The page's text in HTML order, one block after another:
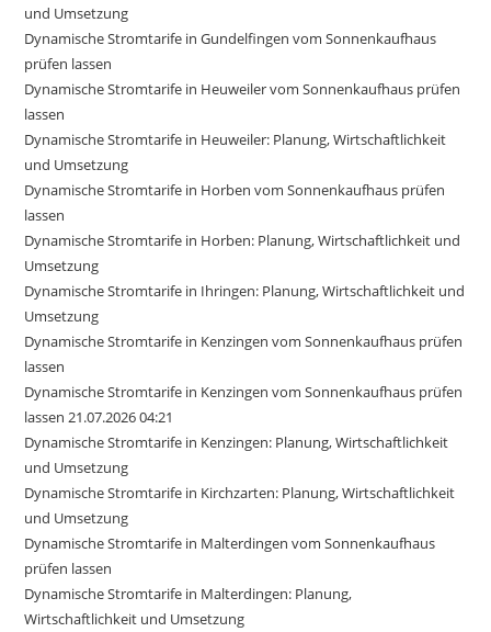
und Umsetzung
Dynamische Stromtarife in Gundelfingen vom Sonnenkaufhaus
prüfen lassen
Dynamische Stromtarife in Heuweiler vom Sonnenkaufhaus prüfen
lassen
Dynamische Stromtarife in Heuweiler: Planung, Wirtschaftlichkeit
und Umsetzung
Dynamische Stromtarife in Horben vom Sonnenkaufhaus prüfen
lassen
Dynamische Stromtarife in Horben: Planung, Wirtschaftlichkeit und
Umsetzung
Dynamische Stromtarife in Ihringen: Planung, Wirtschaftlichkeit und
Umsetzung
Dynamische Stromtarife in Kenzingen vom Sonnenkaufhaus prüfen
lassen
Dynamische Stromtarife in Kenzingen vom Sonnenkaufhaus prüfen
lassen 21.07.2026 04:21
Dynamische Stromtarife in Kenzingen: Planung, Wirtschaftlichkeit
und Umsetzung
Dynamische Stromtarife in Kirchzarten: Planung, Wirtschaftlichkeit
und Umsetzung
Dynamische Stromtarife in Malterdingen vom Sonnenkaufhaus
prüfen lassen
Dynamische Stromtarife in Malterdingen: Planung,
Wirtschaftlichkeit und Umsetzung